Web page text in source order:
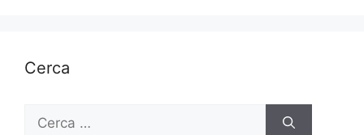
Cerca
Ricerca